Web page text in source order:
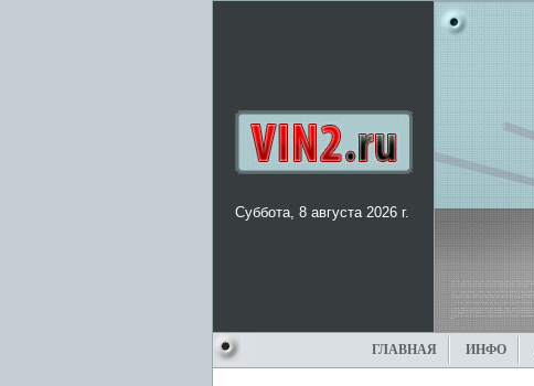
Суббота, 8 августа 2026 г.
ГЛАВНАЯ ИНФО